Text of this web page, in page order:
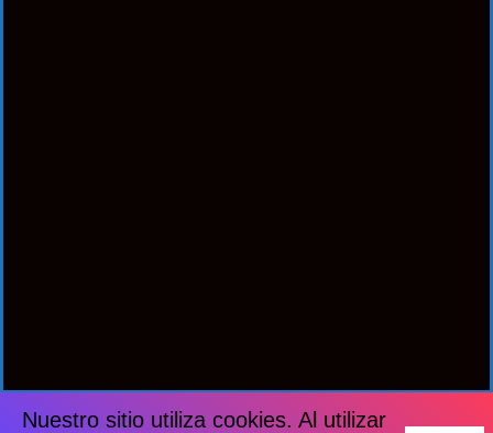
Nuestro sitio utiliza cookies. Al utilizar